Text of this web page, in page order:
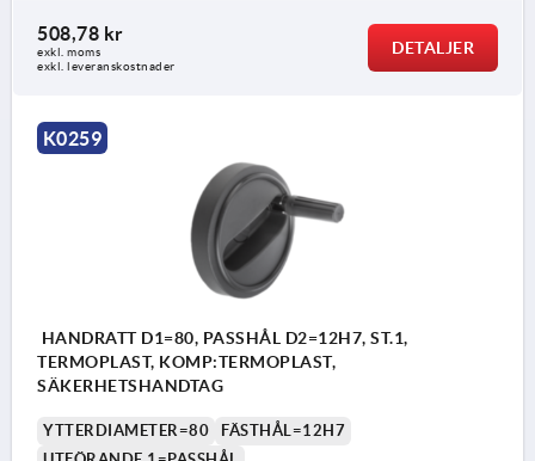
508,78 kr
exkl. moms
exkl. leveranskostnader
DETALJER
K0259
HANDRATT D1=80, PASSHÅL D2=12H7, ST.1,
TERMOPLAST, KOMP:TERMOPLAST,
SÄKERHETSHANDTAG
YTTERDIAMETER=80
FÄSTHÅL=12H7